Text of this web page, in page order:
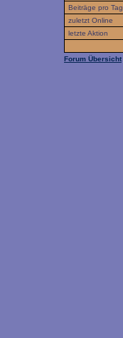
Beiträge pro Tag
zuletzt Online
letzte Aktion
Forum Übersicht